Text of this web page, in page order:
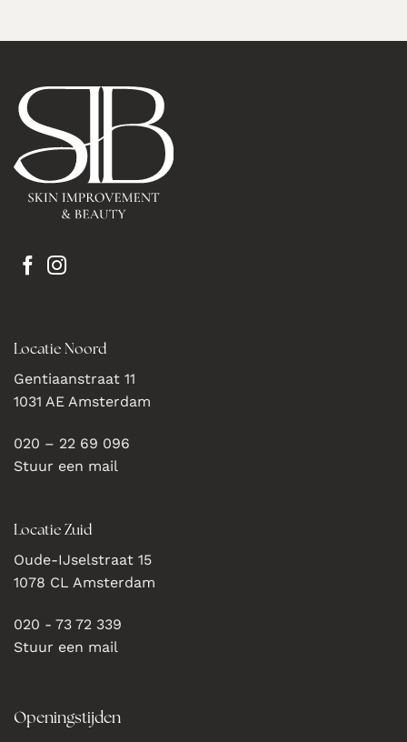
Locatie Noord
Gentiaanstraat 11
1031 AE Amsterdam
020 – 22 69 096
Stuur een mail
Locatie Zuid
Oude-IJselstraat 15
1078 CL Amsterdam
020 - 73 72 339
Stuur een mail
Openingstijden